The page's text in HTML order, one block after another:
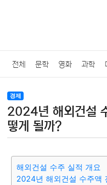
전체 문학 영화 과학
법률
질병 가요 방송 일상
요리 상품리뷰 원예 금융
경제
2024년 해외건설
떻게 될까?
해외건설 수주 실적 개요
2024년 해외건설 수주액